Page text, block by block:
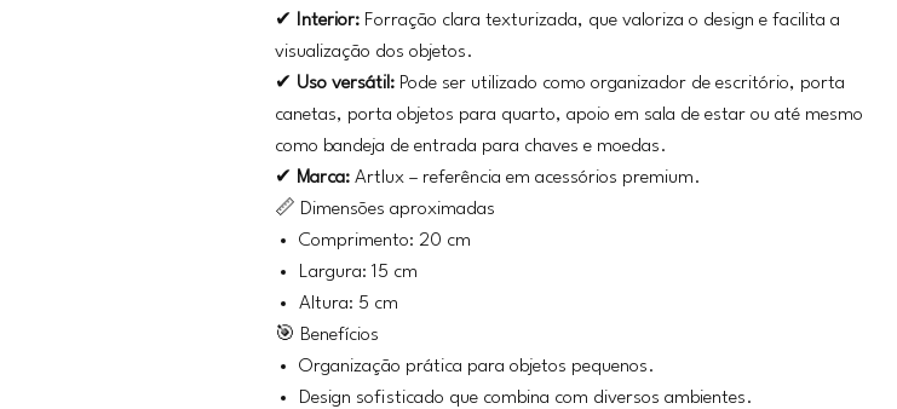
✔
Interior: Forração clara texturizada, que valoriza o design e facilita a
visualização dos objetos.
✔ Uso versátil: Pode ser utilizado como organizador de escritório, porta
canetas, porta objetos para quarto, apoio em sala de estar ou até mesmo
como bandeja de entrada para chaves e moedas.
✔ Marca: Artlux – referência em acessórios premium.
📏 Dimensões aproximadas
Comprimento: 20 cm
Largura: 15 cm
Altura: 5 cm
🎯 Benefícios
Organização prática para objetos pequenos.
Design sofisticado que combina com diversos ambientes.